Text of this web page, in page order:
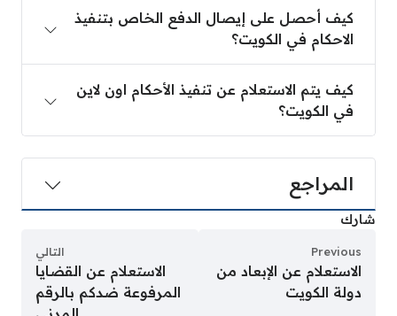
كيف أحصل على إيصال الدفع الخاص بتنفيذ
الاحكام في الكويت؟
كيف يتم الاستعلام عن تنفيذ الأحكام اون لاين
في الكويت؟
المراجع
شارك
Previous
الاستعلام عن الإبعاد من
دولة الكويت
التالي
الاستعلام عن القضايا
المرفوعة ضدكم بالرقم